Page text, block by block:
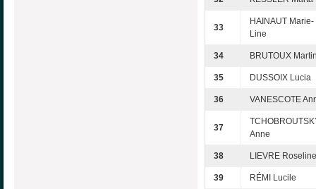
33
HAINAUT Marie-
Line
34 BRUTOUX
35 DUSSOIX Lucia
36 VANESCOTE
37
Anne
38 LIEVRE Roseline
39 RÉMI Lucile